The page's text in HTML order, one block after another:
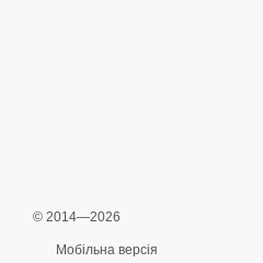
© 2014—2026
Мобільна версія